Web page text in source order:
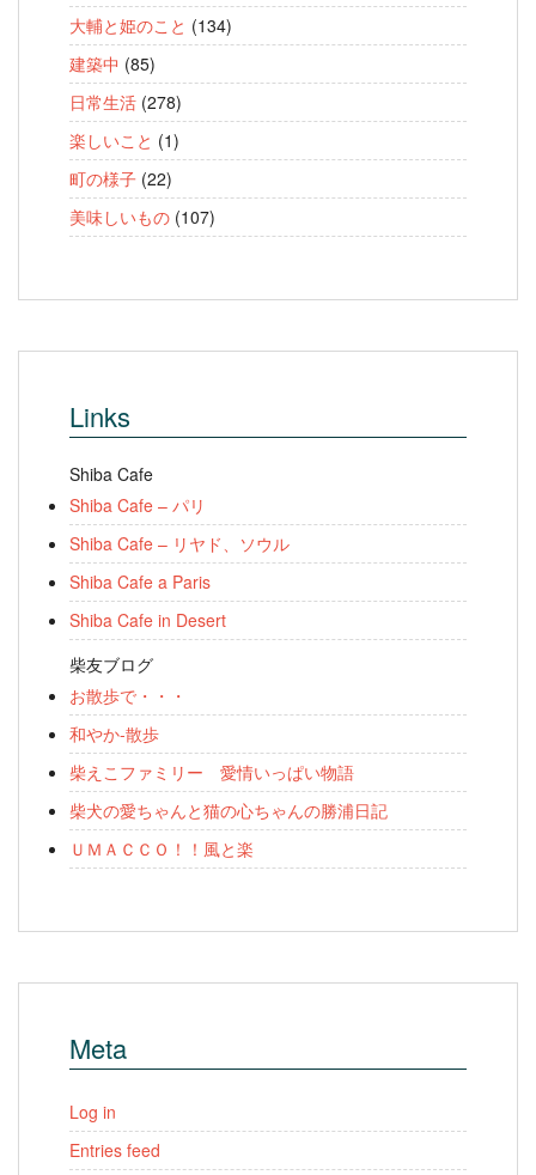
大輔と姫のこと (134)
建築中 (85)
日常生活 (278)
楽しいこと (1)
町の様子 (22)
美味しいもの (107)
Links
Shiba Cafe
Shiba Cafe – パリ
Shiba Cafe – リヤド、ソウル
Shiba Cafe a Paris
Shiba Cafe in Desert
柴友ブログ
お散歩で・・・
和やか-散歩
柴えこファミリー 愛情いっぱい物語
柴犬の愛ちゃんと猫の心ちゃんの勝浦日記
ＵＭＡＣＣＯ！！風と楽
Meta
Log in
Entries feed